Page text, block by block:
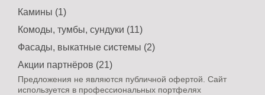
Камины (1)
Комоды, тумбы, сундуки (11)
Фасады, выкатные системы (2)
Акции партнёров (21)
Предложения не являются публичной офертой. Сайт
используется в профессиональных портфелях